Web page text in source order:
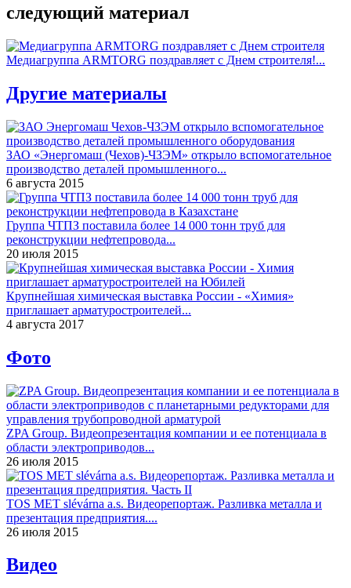
следующий материал
Медиагруппа ARMTORG поздравляет с Днем строителя!...
Другие материалы
ЗАО «Энергомаш (Чехов)-ЧЗЭМ» открыло вспомогательное
производство деталей промышленного...
6 августа 2015
Группа ЧТПЗ поставила более 14 000 тонн труб для
реконструкции нефтепровода...
20 июля 2015
Крупнейшая химическая выставка России - «Химия»
приглашает арматуростроителей...
4 августа 2017
Фото
ZPA Group. Видеопрезентация компании и ее потенциала в
области электроприводов...
26 июля 2015
TOS MET slévárna a.s. Видеорепортаж. Разливка металла и
презентация предприятия....
26 июля 2015
Видео